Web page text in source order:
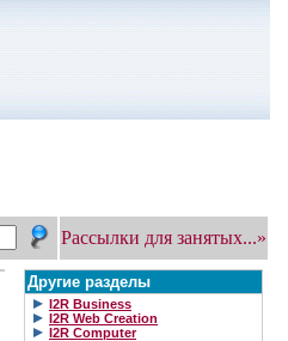
Рассылки для занятых...»
Другие разделы
I2R Business
I2R Web Creation
I2R Computer